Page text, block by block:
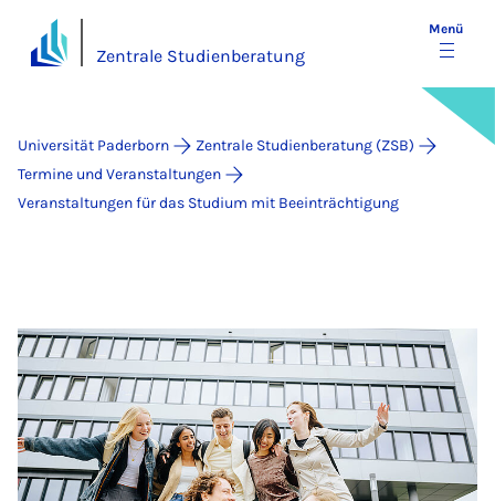
Zentrale Studienberatung
Menü
Universität Paderborn
Zentrale Studienberatung (ZSB)
Termine und Veranstaltungen
Veranstaltungen für das Studium mit Beeinträchtigung